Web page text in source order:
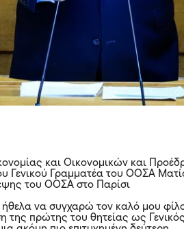
και Οικονομικών και
Γενικού Γραμματέα του ΟΟΣΑ
του ΟΟΣΑ στο Παρίσι
να συγχαρώ τον καλό μου
της πρώτης του θητείας ως